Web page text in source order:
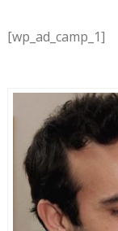
[wp_ad_camp_1]